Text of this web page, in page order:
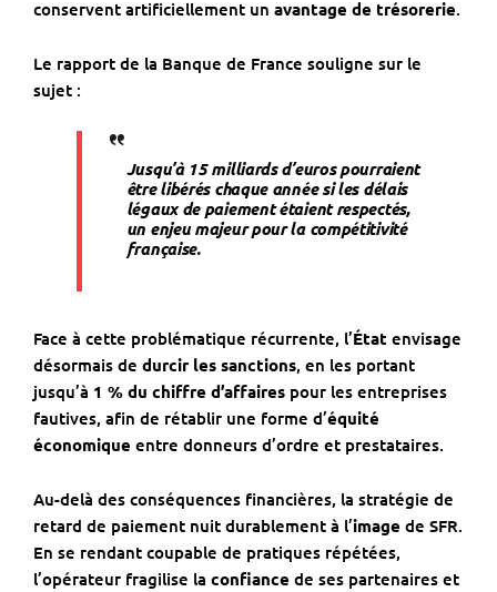
conservent artificiellement un avantage de trésorerie.
Le rapport de la Banque de France souligne sur le
sujet :
Jusqu’à 15 milliards d’euros pourraient
être libérés chaque année si les délais
légaux de paiement étaient respectés,
un enjeu majeur pour la compétitivité
française.
Face à cette problématique récurrente, l’État envisage
désormais de durcir les sanctions, en les portant
jusqu’à 1 % du chiffre d’affaires pour les entreprises
fautives, afin de rétablir une forme d’équité
économique entre donneurs d’ordre et prestataires.
Au-delà des conséquences financières, la stratégie de
retard de paiement nuit durablement à l’image de SFR.
En se rendant coupable de pratiques répétées,
l’opérateur fragilise la confiance de ses partenaires et